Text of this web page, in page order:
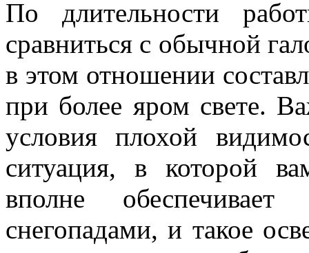
По длительности
сравниться с обычной
в этом отношении
при более яром свете.
условия плохой
ситуация, в которой
вполне
снегопадами, и такое